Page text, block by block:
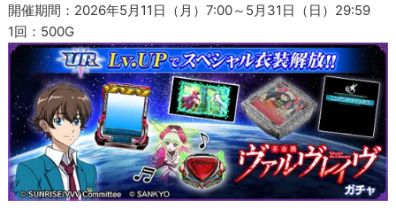
開催期間：2026年5月11日（月）7:00～5月31日（日）29:59
1回：500G